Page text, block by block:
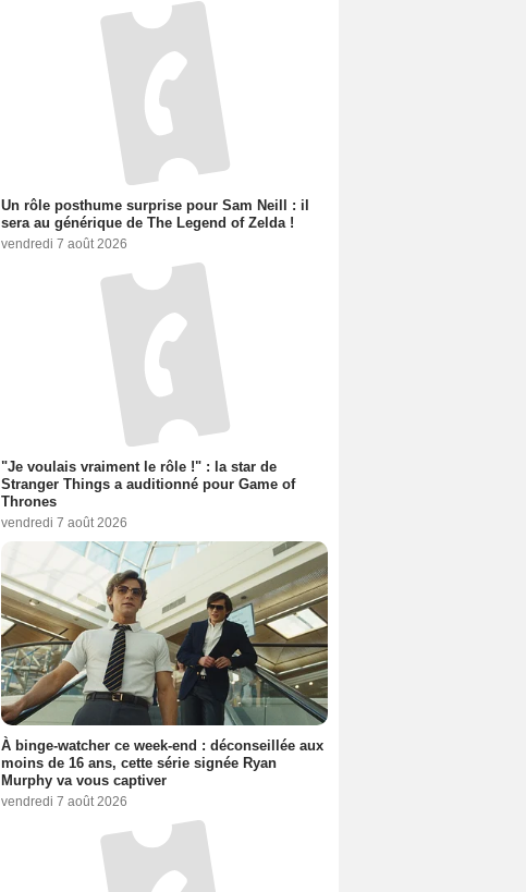
Un rôle posthume surprise pour Sam Neill : il
sera au générique de The Legend of Zelda !
vendredi 7 août 2026
"Je voulais vraiment le rôle !" : la star de
Stranger Things a auditionné pour Game of
Thrones
vendredi 7 août 2026
À binge-watcher ce week-end : déconseillée aux
moins de 16 ans, cette série signée Ryan
Murphy va vous captiver
vendredi 7 août 2026